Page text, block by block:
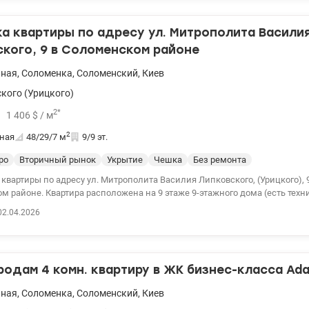
130000 у.е Светлана, тел. 096-126-02-44 valion.ua/1149426
квартиры по адресу ул. Митрополита
9 в Соломенском районе
, Соломенка, Соломенский, Киев
(Урицкого)
1 406 $ / м2*
48/29/7 м2 9/9 эт.
Вторичный рынок Укрытие Чешка
Без ремонта
по адресу ул. Митрополита Василия Липковского, (Урицкого),
районе. Квартира расположена на 9 этаже 9-этажного дома (есть
капитальный ремонт крыши. В доме ОСМД, есть видеонаблюдение,
светлая и уютная, с великолепным панорамным видом. Дом
4 комн. квартиру в ЖК бизнес-класса
, Соломенка, Соломенский, Киев